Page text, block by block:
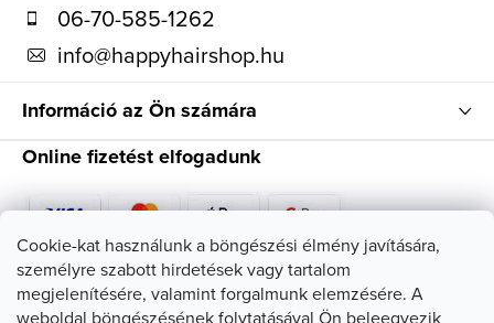
Cookie-kat használunk a böngészési élmény javítására,
személyre szabott hirdetések vagy tartalom
megjelenítésére, valamint forgalmunk elemzésére. A
weboldal böngészésének folytatásával Ön beleegyezik
06-70-585-1262
info@happyhairshop.hu
Információ az Ön számára
Online fizetést elfogadunk
Kövessen minket